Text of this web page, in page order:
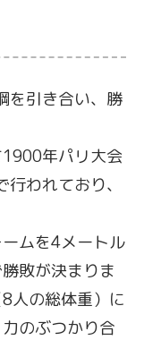
を引き合い、勝
年パリ大会
われており、
ムを4メートル
敗が決まりま
人の総体重）に
のぶつかり合